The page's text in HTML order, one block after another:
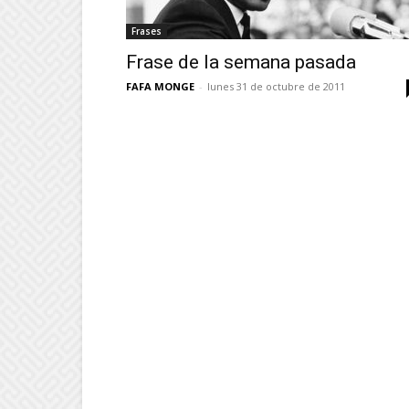
Frases
Frase de la semana pasada
FAFA MONGE - lunes 31 de octubre de 2011